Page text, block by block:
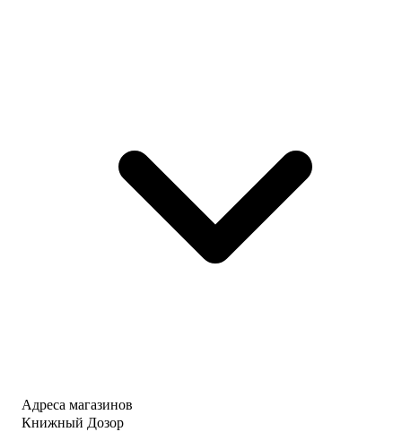
Адреса магазинов
Книжный Дозор